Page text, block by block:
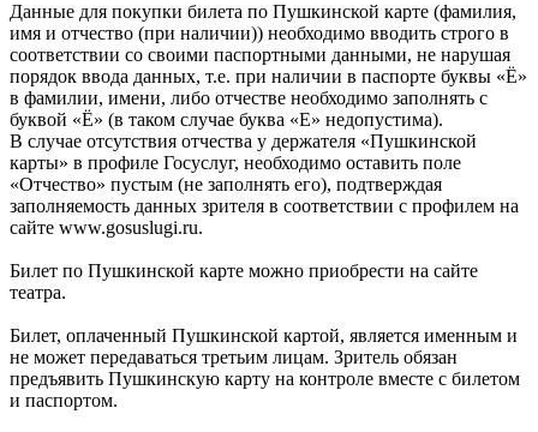
Данные для покупки билета по Пушкинской карте (фамилия,
имя и отчество (при наличии)) необходимо вводить строго в
соответствии со своими паспортными данными, не нарушая
порядок ввода данных, т.е. при наличии в паспорте буквы «Ё»
в фамилии, имени, либо отчестве необходимо заполнять с
буквой «Ё» (в таком случае буква «Е» недопустима).
В случае отсутствия отчества у держателя «Пушкинской
карты» в профиле Госуслуг, необходимо оставить поле
«Отчество» пустым (не заполнять его), подтверждая
заполняемость данных зрителя в соответствии с профилем на
сайте www.gosuslugi.ru.
Билет по Пушкинской карте можно приобрести на сайте
театра.
Билет, оплаченный Пушкинской картой, является именным и
не может передаваться третьим лицам. Зритель обязан
предъявить Пушкинскую карту на контроле вместе с билетом
и паспортом.